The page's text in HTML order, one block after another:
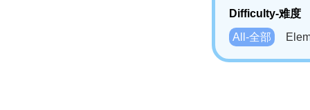
Difficulty-难度
All-全部